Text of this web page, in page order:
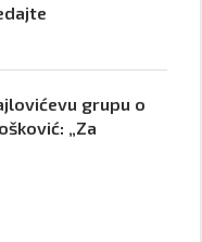
grupu o
„Za